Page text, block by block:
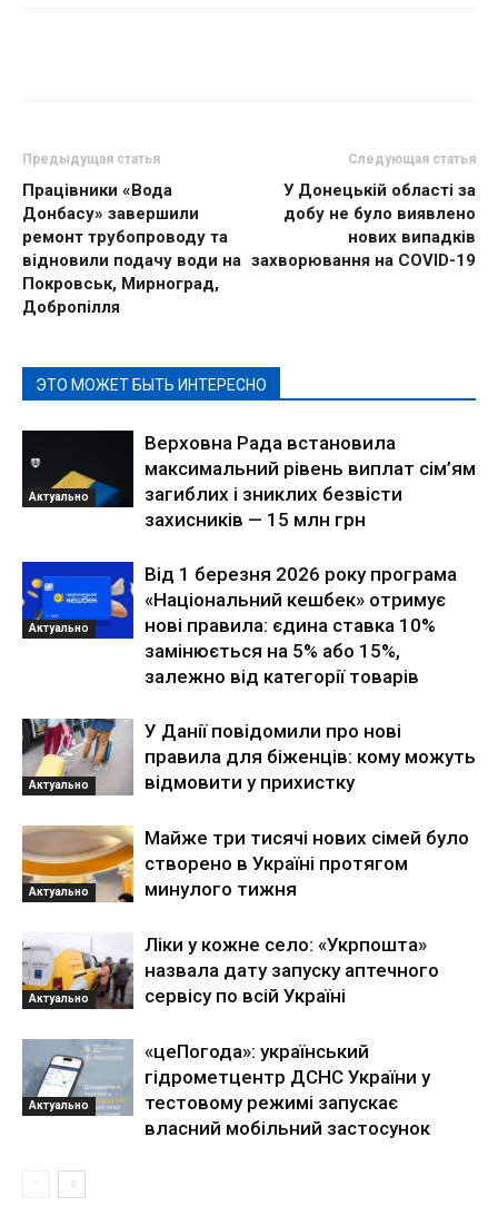
Предыдущая статья
Працівники «Вода
Донбасу» завершили
ремонт трубопроводу та
відновили подачу води на
Покровськ, Мирноград,
Добропілля
Следующая статья
У Донецькій області за
добу не було виявлено
нових випадків
захворювання на COVID-19
ЭТО МОЖЕТ БЫТЬ ИНТЕРЕСНО
Актуально
Верховна Рада встановила
максимальний рівень виплат сім’ям
загиблих і зниклих безвісти
захисників — 15 млн грн
Актуально
Від 1 березня 2026 року програма
«Національний кешбек» отримує
нові правила: єдина ставка 10%
замінюється на 5% або 15%,
залежно від категорії товарів
Актуально
У Данії повідомили про нові
правила для біженців: кому можуть
відмовити у прихистку
Актуально
Майже три тисячі нових сімей було
створено в Україні протягом
минулого тижня
Актуально
Ліки у кожне село: «Укрпошта»
назвала дату запуску аптечного
сервісу по всій Україні
Актуально
«цеПогода»: український
гідрометцентр ДСНС України у
тестовому режимі запускає
власний мобільний застосунок